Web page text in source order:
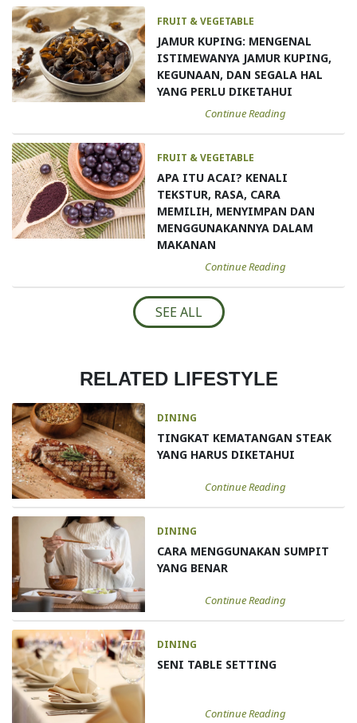
FRUIT & VEGETABLE
JAMUR KUPING: MENGENAL
ISTIMEWANYA JAMUR KUPING,
KEGUNAAN, DAN SEGALA HAL
YANG PERLU DIKETAHUI
Continue Reading
FRUIT & VEGETABLE
APA ITU ACAI? KENALI
TEKSTUR, RASA, CARA
MEMILIH, MENYIMPAN DAN
MENGGUNAKANNYA DALAM
MAKANAN
Continue Reading
SEE ALL
RELATED LIFESTYLE
DINING
TINGKAT KEMATANGAN STEAK
YANG HARUS DIKETAHUI
Continue Reading
DINING
CARA MENGGUNAKAN SUMPIT
YANG BENAR
Continue Reading
DINING
SENI TABLE SETTING
Continue Reading